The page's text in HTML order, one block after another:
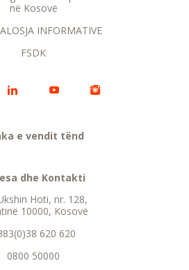
në Kosovë
INFORMATIVE
FSDK
e vendit tënd
dhe Kontakti
Hoti, nr. 128,
10000, Kosovë
620 620
0800 50000